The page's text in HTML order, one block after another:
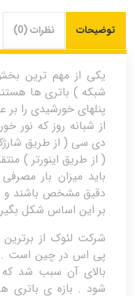
توضیحات نظرات (0)
یکی از مهم ترین
شبکه ) باتری ها
پنلهای خورشیدی را بر
از شبانه روز که نور
( از طریق اینورتر )
باید میزان بار
دقیق مشخص باشند و
بر این اساس شکل
شرکت لئوک از
پی اس در چین است .
بالای آن سبب شد